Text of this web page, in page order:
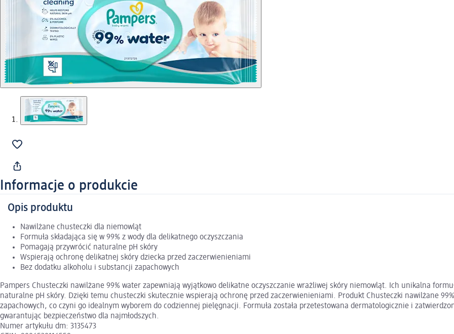
Informacje o produkcie
Opis produktu
Nawilżane chusteczki dla niemowląt
Formuła składająca się w 99% z wody dla delikatnego oczyszczania
Pomagają przywrócić naturalne pH skóry
Wspierają ochronę delikatnej skóry dziecka przed zaczerwienieniami
Bez dodatku alkoholu i substancji zapachowych
Pampers Chusteczki nawilżane 99% water zapewniają wyjątkowo delikatne oczyszczanie wrażliwej skóry niemowląt. Ich unikalna
naturalne pH skóry. Dzięki temu chusteczki skutecznie wspierają ochronę przed zaczerwienieniami. Produkt Chusteczki nawilżane
zapachowych, co czyni go idealnym wyborem do codziennej pielęgnacji. Formuła została przetestowana dermatologicznie i
gwarantując bezpieczeństwo dla najmłodszych.
Numer artykułu dm: 3135473